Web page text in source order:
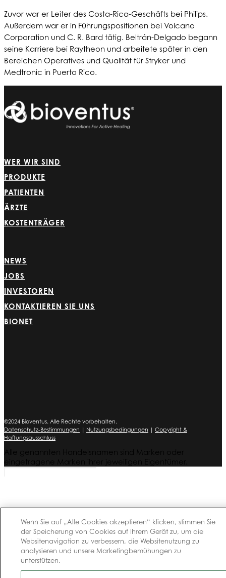
Zuvor war er Leiter des Costa-Rica-Geschäfts bei Philips.
Außerdem war er in Führungspositionen bei Volcano
Corporation und C. R. Bard tätig. Beltrán-Delgado begann
seine Karriere bei Raytheon und arbeitete später in den
Bereichen Operatives und Qualität für Stryker und
Medtronic in Puerto Rico.
WER WIR SIND
PRODUKTE
PATIENTEN
ÄRZTE
KOSTENTRÄGER
NEWS
JOBS
INVESTOREN
KONTAKTIEREN SIE UNS
BIONET
©2024 Bioventus. Alle Rechte vorbehalten.
Datenschutz-Bestimmungen | Nutzungsbedingungen | Copyright &
Haftungsausschluss
Alle genannten Handelsnamen sind Marken oder
eingetragene Marken ihrer jeweiligen Eigentümer.
Wenn Sie auf „Alle Cookies akzeptieren“ klicken, stimmen Sie
der Speicherung von Cookies auf Ihrem Gerät zu, um die
Websitenavigation zu verbessern, die Websitenutzung zu
analysieren und unsere Marketingbemühungen zu
unterstützen.